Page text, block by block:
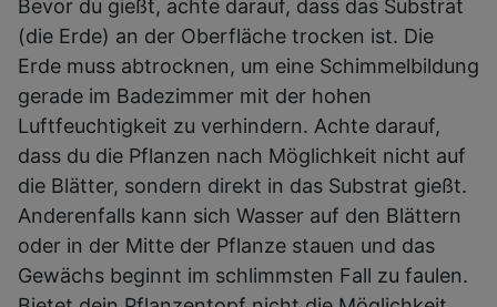
Bevor du gießt, achte darauf, dass das Substrat
(die Erde) an der Oberfläche trocken ist. Die
Erde muss abtrocknen, um eine Schimmelbildung
gerade im Badezimmer mit der hohen
Luftfeuchtigkeit zu verhindern. Achte darauf,
dass du die Pflanzen nach Möglichkeit nicht auf
die Blätter, sondern direkt in das Substrat gießt.
Anderenfalls kann sich Wasser auf den Blättern
oder in der Mitte der Pflanze stauen und das
Gewächs beginnt im schlimmsten Fall zu faulen.